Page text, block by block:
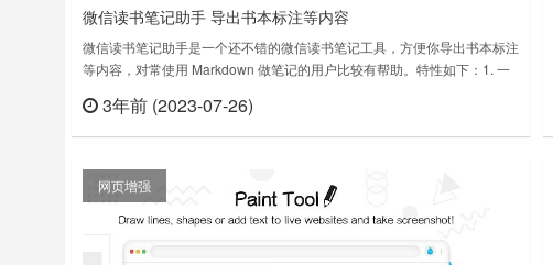
微信读书笔记助手 导出书本标注等内容
微信读书笔记助手是一个还不错的微信读书笔记工具，方便你导出书本标注
等内容，对常使用 Markdown 做笔记的用户比较有帮助。特性如下：1. 一
复制图片、注释、代码块；4. 护眼色主题；5. 书架分类、书架搜索；6. 标
注搜索、标注目录；7. 借助正则匹配对标注进行……
3年前 (2023-07-26)
网页增强